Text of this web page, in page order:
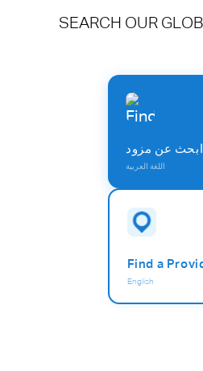
SEARCH OUR
ابحث عن مزود
اللغة العربية
Find a
English